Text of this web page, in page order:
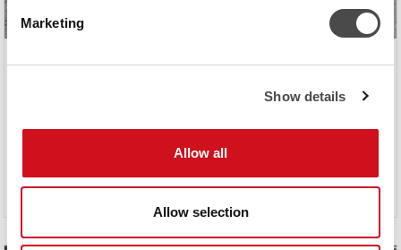
Marketing
Show details
Allow all
Allow selection
KIELCE TECHNOLOGY PARK
Kielcen Technology Park -yrityspuiston konesaliratkaisun